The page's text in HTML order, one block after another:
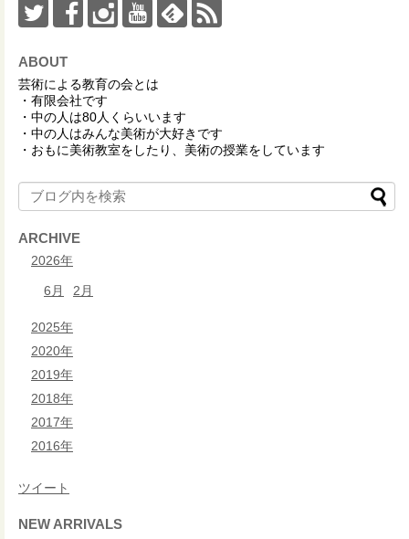
ABOUT
芸術による教育の会とは
・有限会社です
・中の人は80人くらいいます
・中の人はみんな美術が大好きです
・おもに美術教室をしたり、美術の授業をしています
ARCHIVE
2026年
6月 2月
2025年
2020年
2019年
2018年
2017年
2016年
ツイート
NEW ARRIVALS